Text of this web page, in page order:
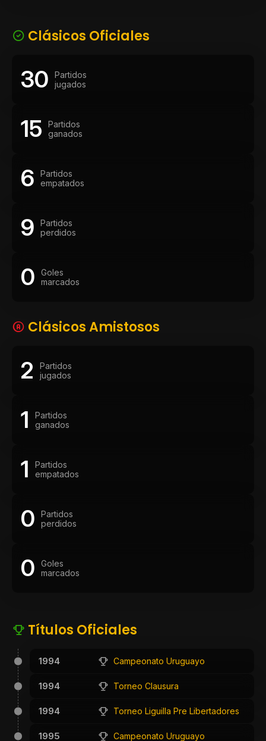
Clásicos Oficiales
30
Partidos
jugados
15
Partidos
ganados
6
Partidos
empatados
9
Partidos
perdidos
0
Goles
marcados
Clásicos Amistosos
2
Partidos
jugados
1
Partidos
ganados
1
Partidos
empatados
0
Partidos
perdidos
0
Goles
marcados
Títulos Oficiales
1994 Campeonato Uruguayo
1994 Torneo Clausura
1994 Torneo Liguilla Pre Libertadores
1995 Campeonato Uruguayo